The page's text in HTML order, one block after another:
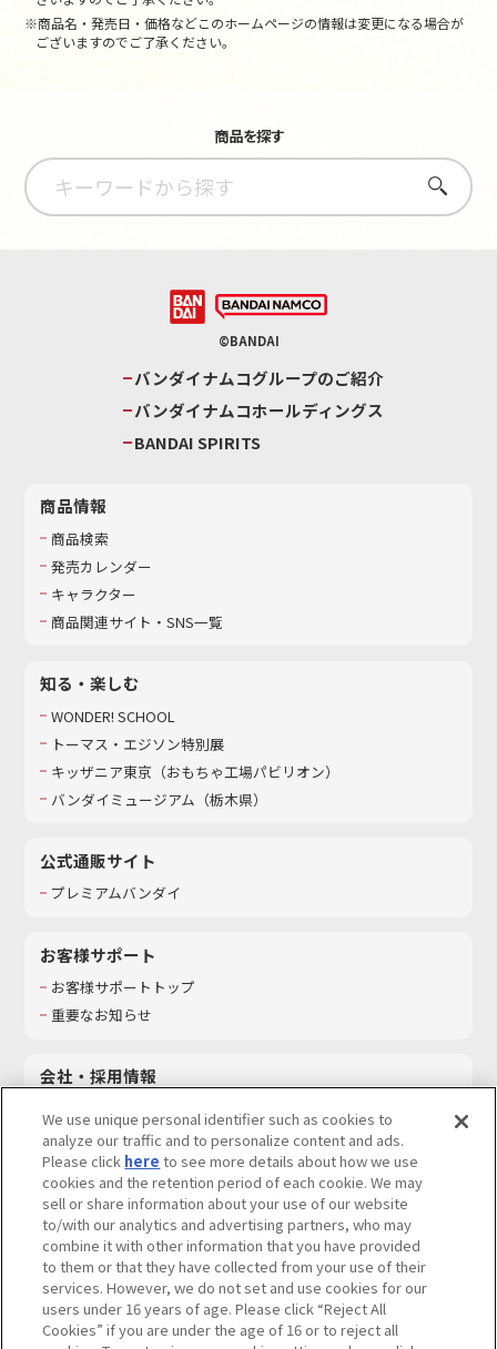
※商品名・発売日・価格などこのホームページの情報は変更になる場合が
ございますのでご了承ください。
商品を探す
さがす
©BANDAI
バンダイナムコグループのご紹介
バンダイナムコホールディングス
BANDAI SPIRITS
商品情報
商品検索
発売カレンダー
キャラクター
商品関連サイト・SNS一覧
知る・楽しむ
WONDER! SCHOOL
トーマス・エジソン特別展
キッザニア東京（おもちゃ工場パビリオン）​
バンダイミュージアム（栃木県）
公式通販サイト
プレミアムバンダイ
お客様サポート
お客様サポートトップ
重要なお知らせ
会社・採用情報
採用情報
サステナビリティ
お問い合わせ
ウェブサイトご利用条件 ソーシャルメディアポリシー
個人情報及び特定個人情報等の取り扱いに関する保護方針
We use unique personal identifier such as cookies to
analyze our traffic and to personalize content and ads.
Please click here to see more details about how we use
cookies and the retention period of each cookie. We may
sell or share information about your use of our website
to/with our analytics and advertising partners, who may
combine it with other information that you have provided
to them or that they have collected from your use of their
services. However, we do not set and use cookies for our
users under 16 years of age. Please click “Reject All
Cookies” if you are under the age of 16 or to reject all